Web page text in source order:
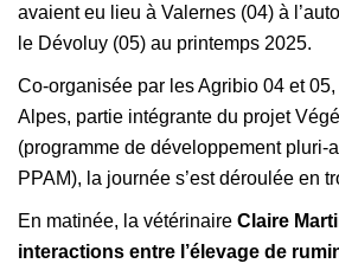
avaient eu lieu à Valernes (04) à
le Dévoluy (05) au printemps 2025.
Co-organisée par les Agribio 04 et
Alpes, partie intégrante du projet
(programme de développement pluri-
PPAM), la journée s’est déroulée en
En matinée, la vétérinaire Claire
interactions entre l’élevage de